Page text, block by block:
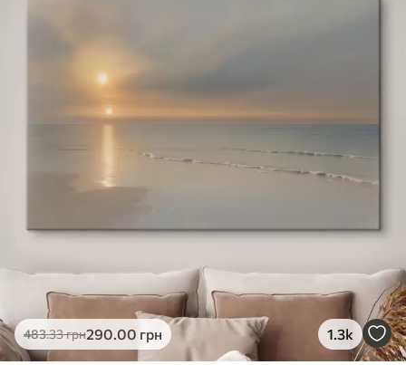
483.33грн290.00 грн 1.3k